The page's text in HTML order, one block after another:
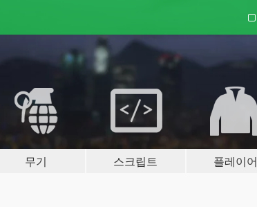
무기 스크립트 플레이어